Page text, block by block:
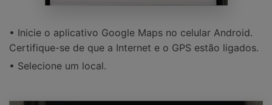
• Inicie o aplicativo Google Maps no celular Android.
Certifique-se de que a Internet e o GPS estão ligados.
• Selecione um local.